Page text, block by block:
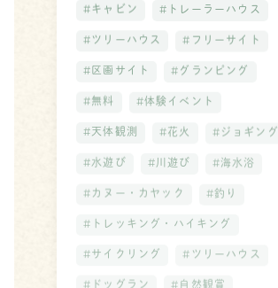
#キャビン #トレーラーハウス
#ツリーハウス #フリーサイト
#区画サイト #グランピング
#無料 #体験イベント
#天体観測 #花火 #ジョギング
#水遊び #川遊び #海水浴
#カヌー・カヤック #釣り
#トレッキング・ハイキング
#サイクリング #ツリーハウス
#ドッグラン #自然観賞